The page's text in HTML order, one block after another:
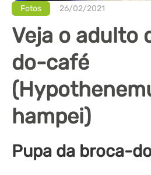
Fotos 26/02/2021
Veja o adulto
do-café
hampei)
Pupa da broca-